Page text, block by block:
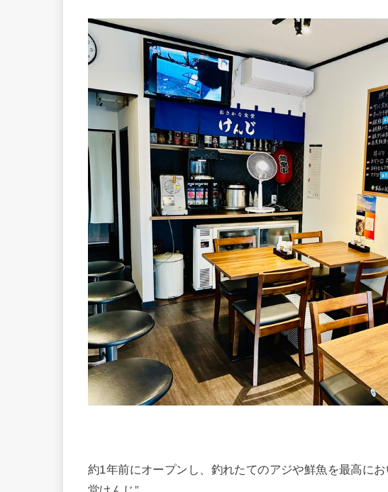
約1年前にオープンし、釣れたてのアジや鮮魚を最高に